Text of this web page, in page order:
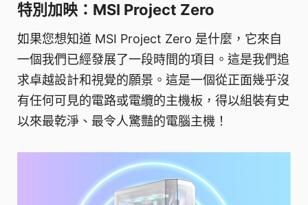
特別加映：MSI Project Zero
如果您想知道 MSI Project Zero 是什麼，它來自
一個我們已經發展了一段時間的項目。這是我們追
求卓越設計和視覺的願景。這是一個從正面幾乎沒
有任何可見的電路或電纜的主機板，得以組裝有史
以來最乾淨、最令人驚豔的電腦主機！